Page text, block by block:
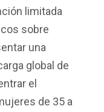
limitada
sobre
una
global de
el
de 35 a